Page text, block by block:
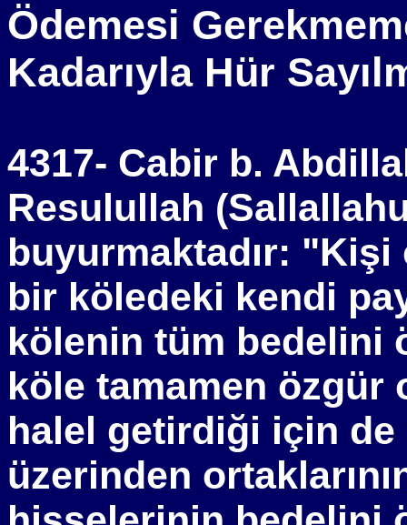
Ödemesi
Kadarıyla Hür
4317- Cabir b.
Resulullah
buyurmaktadır:
bir köledeki kendi
kölenin tüm bedelini
köle tamamen özgür
halel getirdiği için
üzerinden